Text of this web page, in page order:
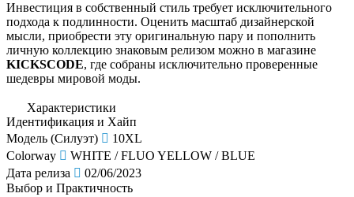
Инвестиция в собственный стиль требует исключительного
подхода к подлинности. Оценить масштаб дизайнерской
мысли, приобрести эту оригинальную пару и пополнить
личную коллекцию знаковым релизом можно в магазине
KICKSCODE, где собраны исключительно проверенные
шедевры мировой моды.
Характеристики
Идентификация и Хайп
Модель (Силуэт)
10XL
Colorway
WHITE / FLUO YELLOW / BLUE
Дата релиза
02/06/2023
Выбор и Практичность